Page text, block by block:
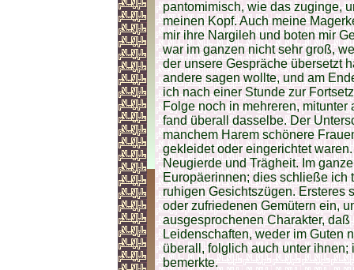
pantomimisch, wie das zuginge,
meinen Kopf. Auch meine
mir ihre Nargileh und boten mir
war im ganzen nicht sehr groß,
der unsere Gespräche übersetzt
andere sagen wollte, und am
ich nach einer Stunde zur
Folge noch in mehreren,
fand überall dasselbe. Der
manchem Harem schönere
gekleidet oder eingerichtet
Neugierde und Trägheit. Im
Europäerinnen; dies schließe ich
ruhigen Gesichtszügen. Ersteres
oder zufriedenen Gemütern ein,
ausgesprochenen Charakter,
Leidenschaften, weder im Guten
überall, folglich auch unter ihnen;
bemerkte.